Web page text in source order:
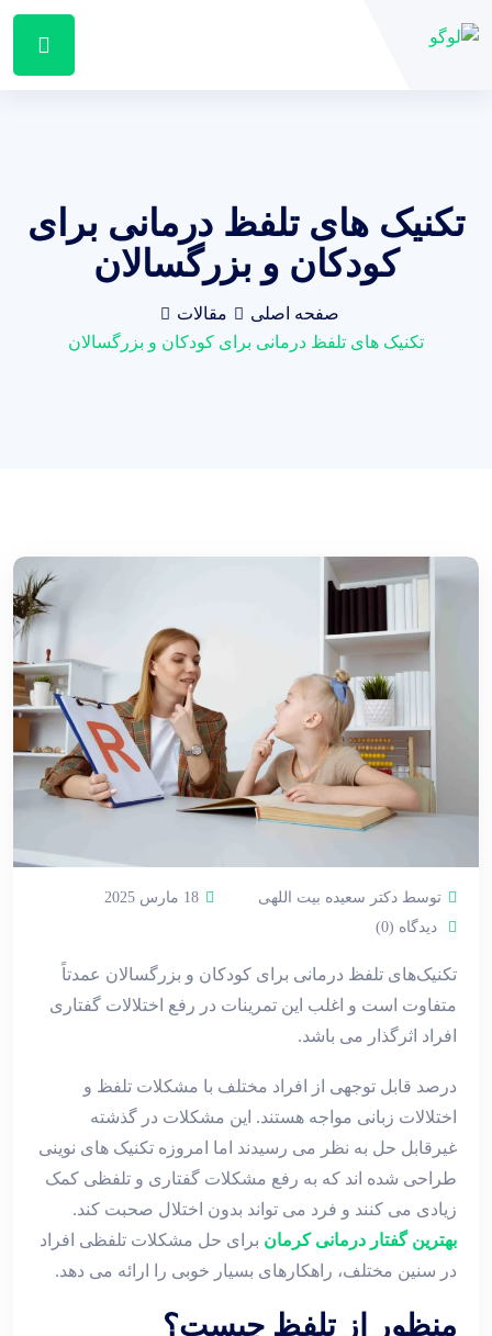
تکنیک های تلفظ درمانی برای
کودکان و بزرگسالان
صفحه اصلی
مقالات
تکنیک های تلفظ درمانی برای کودکان و بزرگسالان
توسط دکتر سعیده بیت اللهی
18 مارس 2025
دیدگاه (0)
تکنیک‌های تلفظ درمانی برای کودکان و بزرگسالان عمدتاً
متفاوت است و اغلب این تمرینات در رفع اختلالات گفتاری
افراد اثرگذار می باشد.
درصد قابل توجهی از افراد مختلف با مشکلات تلفظ و
اختلالات زبانی مواجه هستند. این مشکلات در گذشته
غیرقابل حل به نظر می رسیدند اما امروزه تکنیک های نوینی
طراحی شده اند که به رفع مشکلات گفتاری و تلفظی کمک
زیادی می کنند و فرد می تواند بدون اختلال صحبت کند.
بهترین گفتار درمانی کرمان برای حل مشکلات تلفظی افراد
در سنین مختلف، راهکارهای بسیار خوبی را ارائه می دهد.
منظور از تلفظ چیست؟